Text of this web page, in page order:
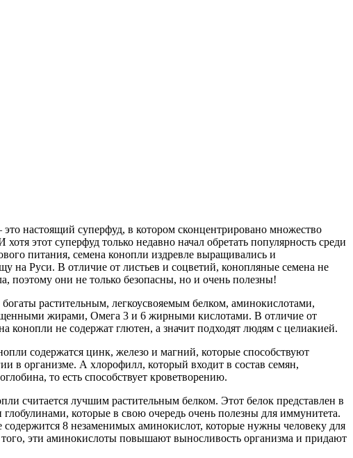
настоящий суперфуд, в котором сконцентрировано множество
этот суперфуд только недавно начал обретать популярность среди
питания, семена конопли издревле выращивались и
на Руси. В отличие от листьев и соцветий, конопляные семена не
поэтому они не только безопасны, но и очень полезны!
растительным, легкоусвояемым белком, аминокислотами,
жирами, Омега 3 и 6 жирными кислотами. В отличие от
конопли не содержат глютен, а значит подходят людям с целиакией.
содержатся цинк, железо и магний, которые способствуют
в организме. А хлорофилл, который входит в состав семян,
то есть способствует кроветворению.
считается лучшим растительным белком. Этот белок представлен в
которые в свою очередь очень полезны для иммунитета.
содержится 8 незаменимых аминокислот, которые нужны человеку для
эти аминокислоты повышают выносливость организма и придают